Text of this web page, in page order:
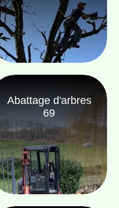
Abattage d'arbres
69